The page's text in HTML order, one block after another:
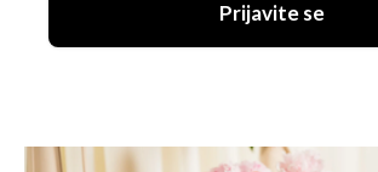
Prijavite se